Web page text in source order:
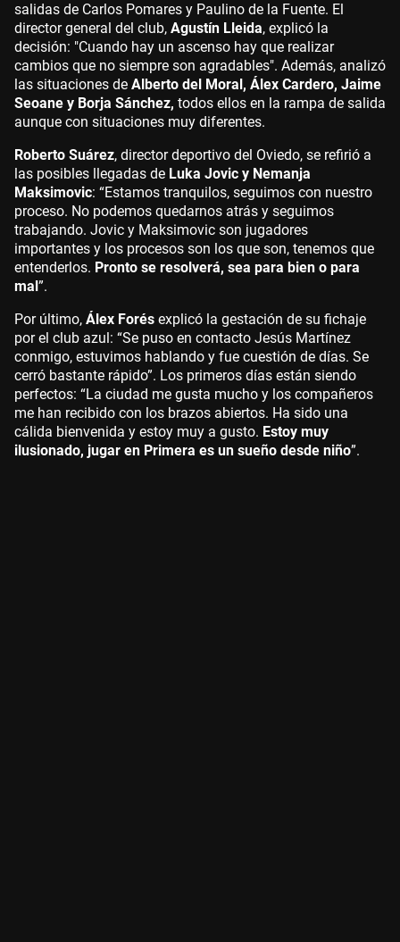
salidas de Carlos Pomares y Paulino de la Fuente. El
director general del club, Agustín Lleida, explicó la
decisión: "Cuando hay un ascenso hay que realizar
cambios que no siempre son agradables". Además, analizó
las situaciones de Alberto del Moral, Álex Cardero, Jaime
Seoane y Borja Sánchez, todos ellos en la rampa de salida
aunque con situaciones muy diferentes.
Roberto Suárez, director deportivo del Oviedo, se refirió a
las posibles llegadas de Luka Jovic y Nemanja
Maksimovic: “Estamos tranquilos, seguimos con nuestro
proceso. No podemos quedarnos atrás y seguimos
trabajando. Jovic y Maksimovic son jugadores
importantes y los procesos son los que son, tenemos que
entenderlos. Pronto se resolverá, sea para bien o para
mal”.
Por último, Álex Forés explicó la gestación de su fichaje
por el club azul: “Se puso en contacto Jesús Martínez
conmigo, estuvimos hablando y fue cuestión de días. Se
cerró bastante rápido”. Los primeros días están siendo
perfectos: “La ciudad me gusta mucho y los compañeros
me han recibido con los brazos abiertos. Ha sido una
cálida bienvenida y estoy muy a gusto. Estoy muy
ilusionado, jugar en Primera es un sueño desde niño”.